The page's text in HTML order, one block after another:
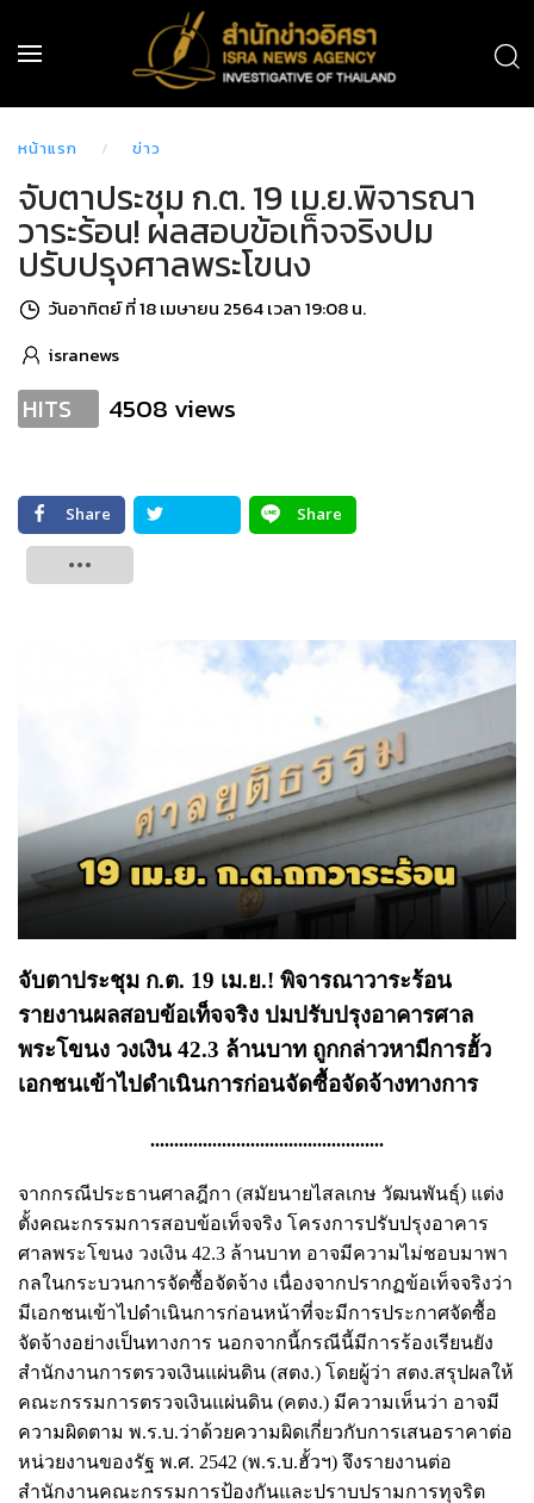
หน้าแรก ข่าว
จับตาประชุม ก.ต. 19 เม.ย.พิจารณา
วาระร้อน! ผลสอบข้อเท็จจริงปม
ปรับปรุงศาลพระโขนง
วันอาทิตย์ ที่ 18 เมษายน 2564 เวลา 19:08 น.
isranews
HITS 4508 views
Share
Share
จับตาประชุม ก.ต. 19 เม.ย.! พิจารณาวาระร้อน
รายงานผลสอบข้อเท็จจริง ปมปรับปรุงอาคารศาล
พระโขนง วงเงิน 42.3 ล้านบาท ถูกกล่าวหามีการฮั้ว
เอกชนเข้าไปดำเนินการก่อนจัดซื้อจัดจ้างทางการ
.................................................
จากกรณีประธานศาลฎีกา (สมัยนายไสลเกษ วัฒนพันธุ์) แต่ง
ตั้งคณะกรรมการสอบข้อเท็จจริง โครงการปรับปรุงอาคาร
ศาลพระโขนง วงเงิน 42.3 ล้านบาท อาจมีความไม่ชอบมาพา
กลในกระบวนการจัดซื้อจัดจ้าง เนื่องจากปรากฏข้อเท็จจริงว่า
มีเอกชนเข้าไปดำเนินการก่อนหน้าที่จะมีการประกาศจัดซื้อ
จัดจ้างอย่างเป็นทางการ นอกจากนี้กรณีนี้มีการร้องเรียนยัง
สำนักงานการตรวจเงินแผ่นดิน (สตง.) โดยผู้ว่า สตง.สรุปผลให้
คณะกรรมการตรวจเงินแผ่นดิน (คตง.) มีความเห็นว่า อาจมี
ความผิดตาม พ.ร.บ.ว่าด้วยความผิดเกี่ยวกับการเสนอราคาต่อ
หน่วยงานของรัฐ พ.ศ. 2542 (พ.ร.บ.ฮั้วฯ) จึงรายงานต่อ
สำนักงานคณะกรรมการป้องกันและปราบปรามการทุจริต